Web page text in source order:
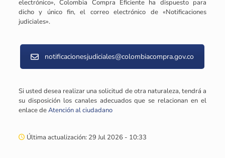
electrónico», Colombia Compra Eficiente ha dispuesto para
dicho y único fin, el correo electrónico de «Notificaciones
judiciales».
notificacionesjudiciales@colombiacompra.gov.co
Si usted desea realizar una solicitud de otra naturaleza, tendrá a
su disposición los canales adecuados que se relacionan en el
enlace deAtención al ciudadano
Última actualización: 29 Jul 2026 - 10:33